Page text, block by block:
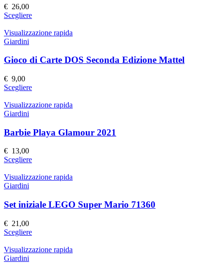
€ 26,00
ScegliereQuesto
ha
Le
scelte
nella
pagina
prodotto
Visualizzazione rapida
Giardini
Gioco di Carte DOS Seconda Edizione Mattel
€ 9,00
ScegliereQuesto
ha
Le
opzioni
scelte
nella
pagina
prodotto
Visualizzazione rapida
Giardini
Barbie Playa Glamour 2021
€ 13,00
ScegliereQuesto
ha
Le
opzioni
scelte
nella
pagina
Visualizzazione rapida
Giardini
Set iniziale LEGO Super Mario 71360
€ 21,00
ScegliereQuesto
ha
Visualizzazione rapida
Giardini